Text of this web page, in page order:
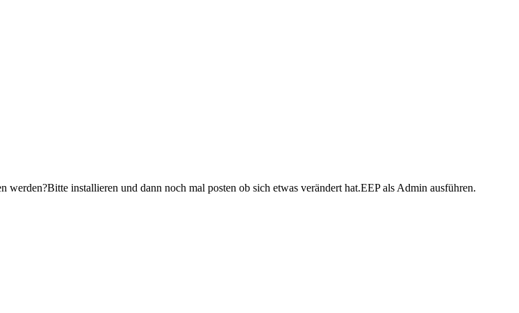
installieren und dann noch mal posten ob sich etwas verändert hat.EEP als Admin ausführen.